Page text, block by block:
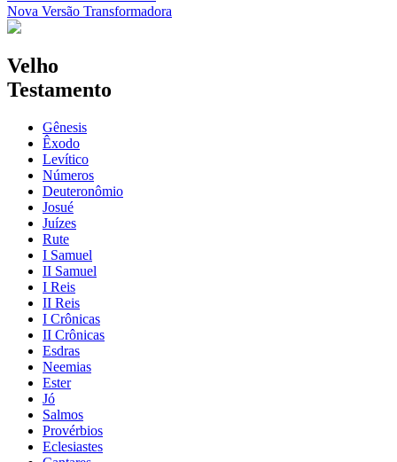
Nova Versão Transformadora
Velho
Testamento
Gênesis
Êxodo
Levítico
Números
Deuteronômio
Josué
Juízes
Rute
I Samuel
II Samuel
I Reis
II Reis
I Crônicas
II Crônicas
Esdras
Neemias
Ester
Jó
Salmos
Provérbios
Eclesiastes